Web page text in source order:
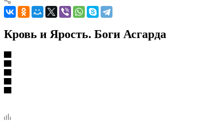
Кровь и Ярость. Боги Асгарда